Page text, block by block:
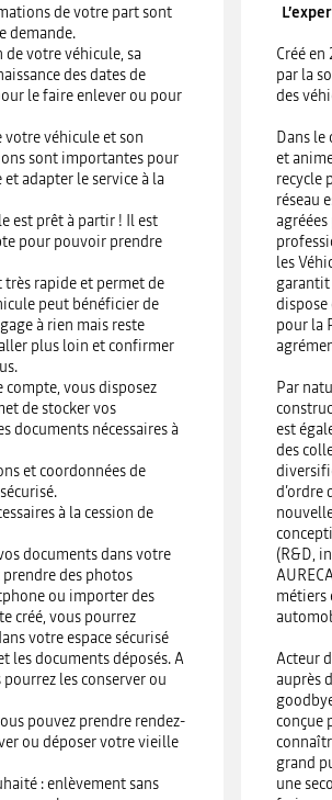
de votre part sont
demande.
de votre véhicule, sa
des dates de
le faire enlever ou pour
votre véhicule et son
sont importantes pour
adapter le service à la
est prêt à partir ! Il est
pour pouvoir prendre
très rapide et permet de
peut bénéficier de
à rien mais reste
plus loin et confirmer
compte, vous disposez
de stocker vos
documents nécessaires à
et coordonnées de
à la cession de
documents dans votre
prendre des photos
ou importer des
créé, vous pourrez
votre espace sécurisé
les documents déposés. A
les conserver ou
pouvez prendre rendez-
ou déposer votre vieille
: enlèvement sans
Créé
par la
des
Dans le
et
recycle
réseau
les
garantit
dispose
pour la
Par
est
des
d’ordre
(R&D,
métiers
Acteur
auprès
conçue
grand
une